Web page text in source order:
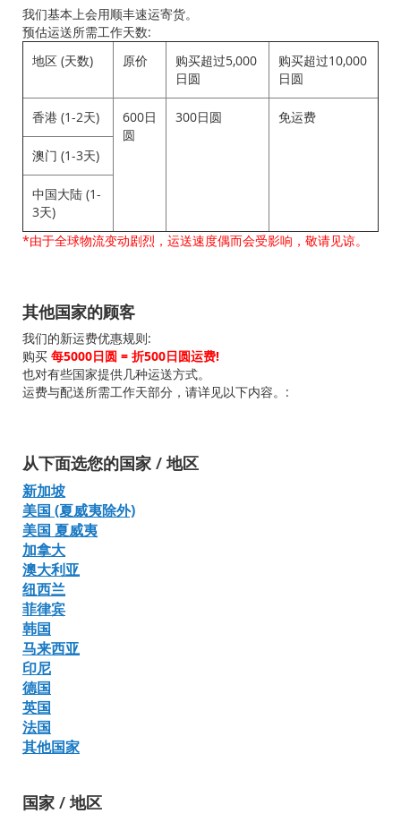
我们基本上会用顺丰速运寄货。
预估运送所需工作天数:
地区 (天数)
原价
购买超过5,000
日圆
购买超过10,000
日圆
香港 (1-2天)
600日
圆
300日圆 免运费
澳门 (1-3天)
中国大陆 (1-
3天)
*由于全球物流变动剧烈，运送速度偶而会受影响，敬请见谅。
其他国家的顾客
我们的新运费优惠规则:
购买 每5000日圆 = 折500日圆运费!
也对有些国家提供几种运送方式。
运费与配送所需工作天部分，请详见以下内容。:
从下面选您的国家 / 地区
新加坡
美国 (夏威夷除外)
美国 夏威夷
加拿大
澳大利亚
纽西兰
菲律宾
韩国
马来西亚
印尼
德国
英国
法国
其他国家
国家 / 地区